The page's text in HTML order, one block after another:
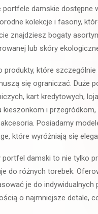
portfele damskie dostępne
kolekcje i fasony,
znajdziesz bogaty
lub skóry
produkty, które
się ograniczać. Duże
kart kredytowych,
kieszonkom i
Posiadamy
które wyróżniają się
portfel damski to nie tylko
do różnych torebek.
je do indywidualnych
o najmniejsze detale,